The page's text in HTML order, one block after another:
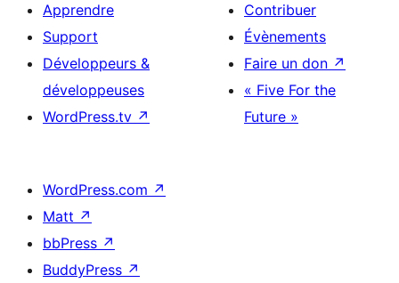
Apprendre
Support
Développeurs &
développeuses
WordPress.tv ↗
Contribuer
Évènements
Faire un don ↗
« Five For the
Future »
WordPress.com ↗
Matt ↗
bbPress ↗
BuddyPress ↗